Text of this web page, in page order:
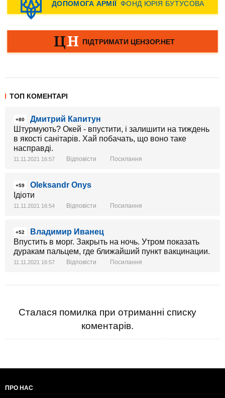
ТОП КОМЕНТАРІ
+80
Дмитрий Капитун
Штурмують? Окей - впустити, і залишити на тиждень
в якості санітарів. Хай побачать, що воно таке
насправді.
11.11.2021 16:57 Відповісти Посилання
+59
Oleksandr Onys
Ідіоти
11.11.2021 16:54 Відповісти Посилання
+52
Владимир Иванец
Впустить в морг. Закрыть на ночь. Утром показать
дуракам пальцем, где ближайший пункт вакцинации.
11.11.2021 16:57 Відповісти Посилання
Сталася помилка при отриманні списку
коментарів.
ПРО НАС